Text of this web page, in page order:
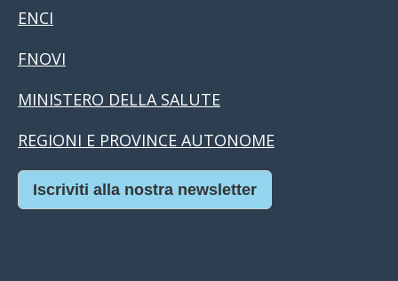
ENCI
FNOVI
MINISTERO DELLA SALUTE
REGIONI E PROVINCE AUTONOME
Iscriviti alla nostra newsletter